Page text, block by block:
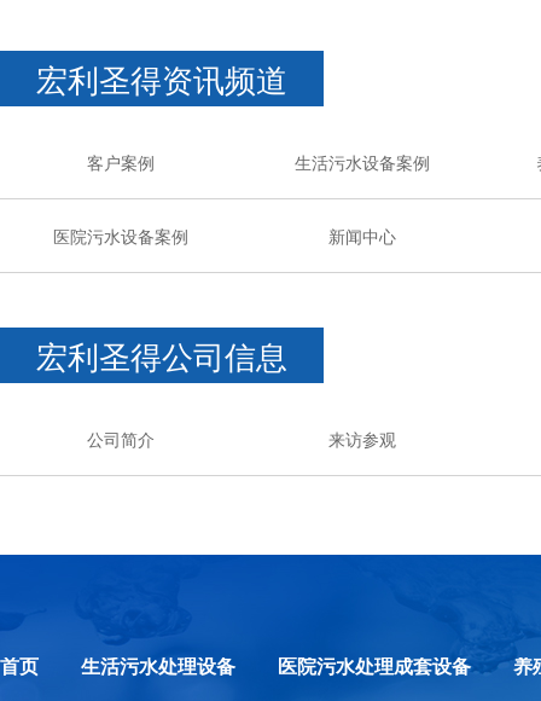
宏利圣得资讯频道
客户案例 生活污水设备案例
医院污水设备案例 新闻中心
宏利圣得公司信息
公司简介 来访参观
首页 生活污水处理设备 医院污水处理成套设备 养